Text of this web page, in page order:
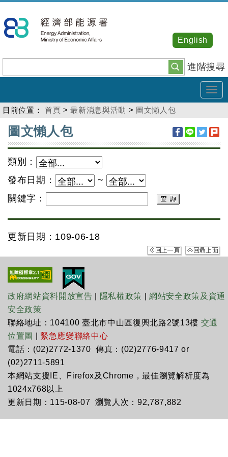
到
主
內
容
進階搜尋
English
目前位置： 首頁 >最新消息與活動 > 圖文懶人包
:::
圖文懶人包
類別：
發布日期：
~
關鍵字：
更新日期：109-06-18
政府網站資料開放宣告 隱私權政策 |網站安全政策及資通
安全政策
聯絡地址：104100 臺北市中山區復興北路2號13樓 交通
位置圖
緊急應變聯絡中心
電話：(02)2772-1370 傳真：(02)2776-9417 or
(02)2711-5891
本網站支援IE、Firefox及Chrome，最佳瀏覽解析度為
1024x768以上
更新日期：115-08-07 瀏覽人次：92,787,882